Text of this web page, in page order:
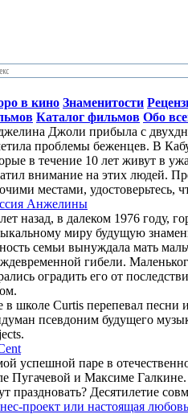
в кино Знаменитости
Каталог фильмов Обо
Джоли прибыла с
проблемы беженцев. В
в течение 10 лет живут в
внимание на этих людей.
местами, удостоверьтесь,
Анжелины
назад, в далеком 1976 году,
миру будущую
семьи вынуждала мать
гибели.
оградить его от
в школе Curtis перепевал песни
псевдоним будущего
успешной паре в
Пугачевой и Максиме Галкине.
праздновать? Десятилетие
проект или настоящая